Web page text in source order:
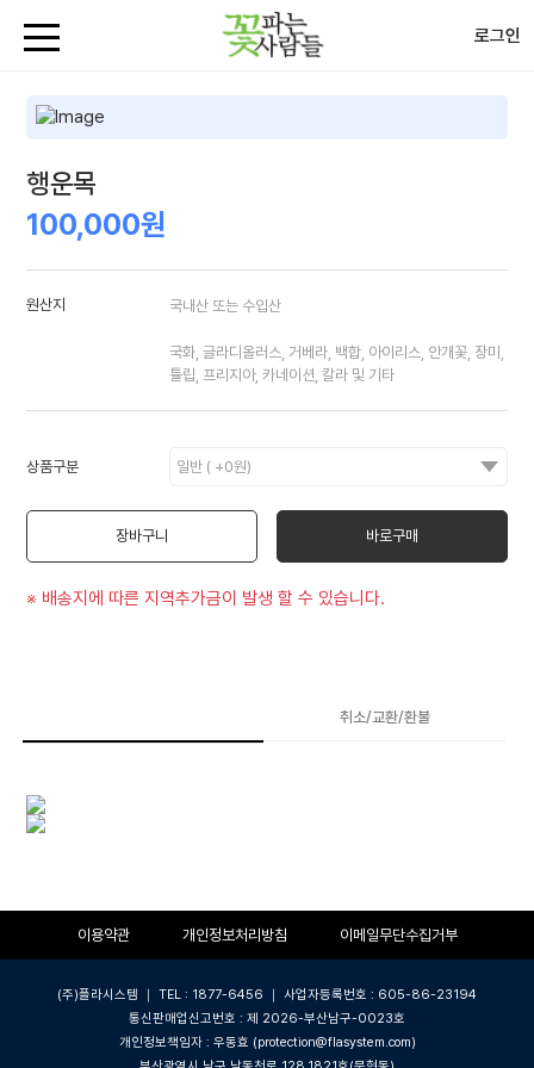
로그인
행운목
100,000원
원산지 국내산 또는 수입산
국화, 글라디올러스, 거베라, 백합, 아이리스, 안개꽃, 장미,
튤립, 프리지아, 카네이션, 칼라 및 기타
상품구분
장바구니 바로구매
※ 배송지에 따른 지역추가금이 발생 할 수 있습니다.
취소/교환/환불
이용약관 개인정보처리방침 이메일무단수집거부
(주)플라시스템 ｜ TEL : 1877-6456 ｜ 사업자등록번호 : 605-86-23194
통신판매업신고번호 : 제 2026-부산남구-0023호
개인정보책임자 : 우동효 (protection@flasystem.com)